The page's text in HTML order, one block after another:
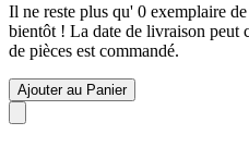
Il ne reste plus qu' 0 exemplaire
bientôt ! La date de livraison peut
de pièces est commandé.
Ajouter au Panier